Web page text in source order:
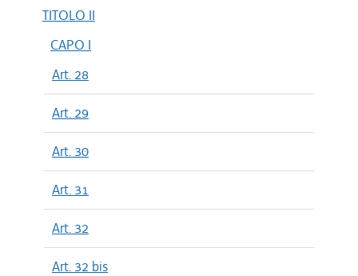
TITOLO II
CAPO I
Art. 28
Art. 29
Art. 30
Art. 31
Art. 32
Art. 32 bis